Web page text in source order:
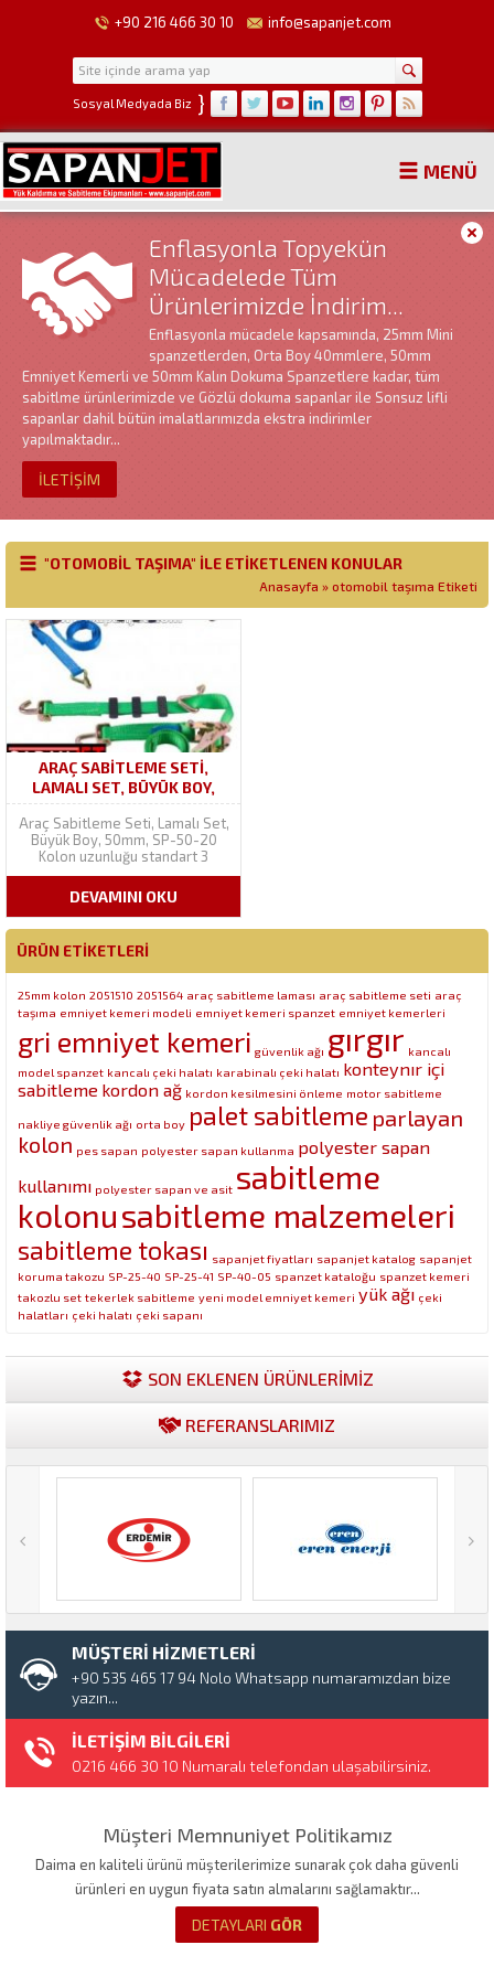
+90 216 466 30 10 info@sapanjet.com
Sosyal Medyada Biz }
MENÜ
Enflasyonla Topyekün
Mücadelede Tüm
Ürünlerimizde İndirim...
Enflasyonla mücadele kapsamında, 25mm Mini
spanzetlerden, Orta Boy 40mmlere, 50mm
Emniyet Kemerli ve 50mm Kalın Dokuma Spanzetlere kadar, tüm
sabitlme ürünlerimizde ve Gözlü dokuma sapanlar ile Sonsuz lifli
sapanlar dahil bütün imalatlarımızda ekstra indirimler
yapılmaktadır...
İLETİŞİM
"OTOMOBIL TAŞIMA" ILE ETIKETLENEN KONULAR
Anasayfa » otomobil taşıma Etiketi
ARAÇ SABITLEME SETI,
LAMALI SET, BÜYÜK BOY,
50MM, SP-50-20
Araç Sabitleme Seti, Lamalı Set,
Büyük Boy, 50mm, SP-50-20
Kolon uzunluğu standart 3
mt’dir. Kolon metrajında oynama
yapabiliriz. Bant (kolon)
genişliği 50 mmdir. Ürüne
endüstriyel polyester kolon
dikilidir. Kolon ağırlığı 80 grdır.
Kolon rengi talep halinde
değiştirilebilir. Orjinali mavi,
sarı...
DEVAMINI OKU
ÜRÜN ETIKETLERI
25mm kolon 2051510 2051564 araç sabitleme laması araç sabitleme seti araç
taşıma emniyet kemeri modeli emniyet kemeri spanzet emniyet kemerleri
gri emniyet kemeri güvenlik ağı gırgır kancalı
model spanzet kancalı çeki halatı karabinalı çeki halatı konteynır içi
sabitleme kordon ağ kordon kesilmesini önleme motor sabitleme
nakliye güvenlik ağı orta boy palet sabitleme parlayan
kolon pes sapan polyester sapan kullanma polyester sapan
kullanımı polyester sapan ve asit sabitleme
kolonusabitleme malzemeleri
sabitleme tokası sapanjet fiyatları sapanjet katalog sapanjet
koruma takozu SP-25-40 SP-25-41 SP-40-05 spanzet kataloğu spanzet kemeri
takozlu set tekerlek sabitleme yeni model emniyet kemeri yük ağı çeki
halatları çeki halatı çeki sapanı
SON EKLENEN ÜRÜNLERİMİZ
REFERANSLARIMIZ
MÜŞTERİ HİZMETLERİ
+90 535 465 17 94 Nolo Whatsapp numaramızdan bize
yazın...
İLETİŞİM BİLGİLERİ
0216 466 30 10 Numaralı telefondan ulaşabilirsiniz.
Müşteri Memnuniyet Politikamız
Daima en kaliteli ürünü müşterilerimize sunarak çok daha güvenli
ürünleri en uygun fiyata satın almalarını sağlamaktır...
DETAYLARI GÖR